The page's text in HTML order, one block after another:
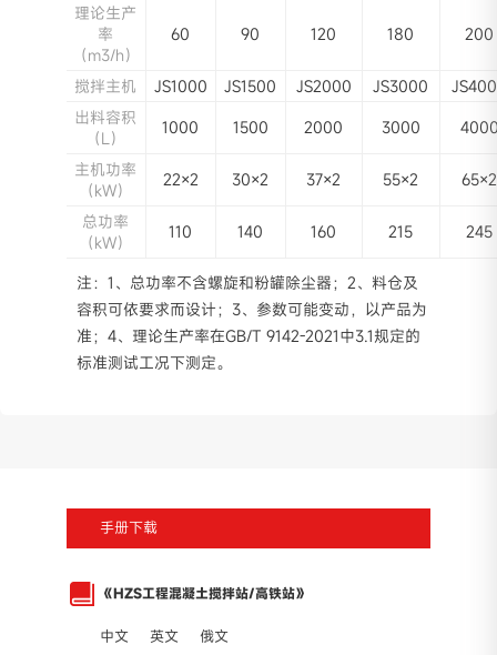
砂底仓
下料顺畅。
压式称重传感器
配料站采用压式称重传感器，并配置传感器防护罩
防拉秤（托秤）系统，避免粉料异常损耗
除尘器一体式骨料过渡仓
理论生产
率
（m3/h）
60 90 120 180 200
搅拌主机 JS1000 JS1500 JS2000 JS3000
出料容积
（L）
1000 1500 2000 3000
主机功率
（kW）
22×2 30×2 37×2 55×2
65×2
总功率
（kW）
110 140 160 215 245
注：1、总功率不含螺旋和粉罐除尘器；2、料仓及
容积可依要求而设计；3、参数可能变动，以产品为
准；4、理论生产率在GB/T 9142-2021中3.1规定的
标准测试工况下测定。
手册下载
《HZS工程混凝土搅拌站/高铁站》
中文 英文 俄文